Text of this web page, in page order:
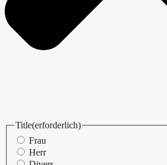
Title(erforderlich)
Frau
Herr